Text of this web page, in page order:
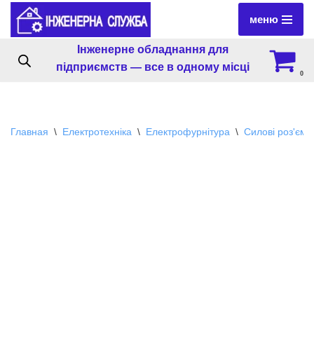
Перейти
содержимому
меню
Інженерне обладнання для
підприємств — все в одному місці
0
Главная \ Електротехніка \ Електрофурнітура \ Силові роз'єми